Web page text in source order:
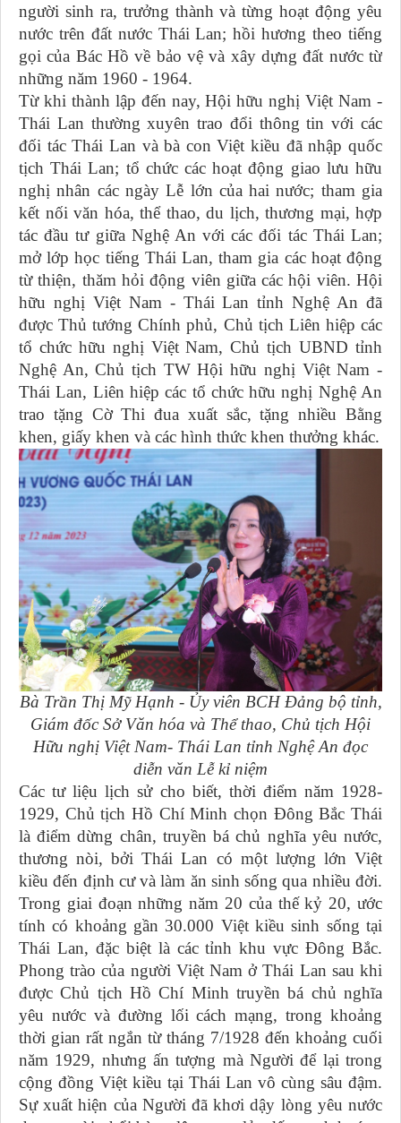
người sinh ra, trưởng thành và từng hoạt động yêu
nước trên đất nước Thái Lan; hồi hương theo tiếng
gọi của Bác Hồ về bảo vệ và xây dựng đất nước từ
những năm 1960 - 1964.
Từ khi thành lập đến nay, Hội hữu nghị Việt Nam -
Thái Lan thường xuyên trao đổi thông tin với các
đối tác Thái Lan và bà con Việt kiều đã nhập quốc
tịch Thái Lan; tổ chức các hoạt động giao lưu hữu
nghị nhân các ngày Lễ lớn của hai nước; tham gia
kết nối văn hóa, thể thao, du lịch, thương mại, hợp
tác đầu tư giữa Nghệ An với các đối tác Thái Lan;
mở lớp học tiếng Thái Lan, tham gia các hoạt động
từ thiện, thăm hỏi động viên giữa các hội viên. Hội
hữu nghị Việt Nam - Thái Lan tỉnh Nghệ An đã
được Thủ tướng Chính phủ, Chủ tịch Liên hiệp các
tổ chức hữu nghị Việt Nam, Chủ tịch UBND tỉnh
Nghệ An, Chủ tịch TW Hội hữu nghị Việt Nam -
Thái Lan, Liên hiệp các tổ chức hữu nghị Nghệ An
trao tặng Cờ Thi đua xuất sắc, tặng nhiều Bằng
khen, giấy khen và các hình thức khen thưởng khác.
Bà Trần Thị Mỹ Hạnh - Ủy viên BCH Đảng bộ tỉnh,
Giám đốc Sở Văn hóa và Thể thao, Chủ tịch Hội
Hữu nghị Việt Nam- Thái Lan tỉnh Nghệ An đọc
diễn văn Lễ kỉ niệm
Các tư liệu lịch sử cho biết, thời điểm năm 1928-
1929, Chủ tịch Hồ Chí Minh chọn Đông Bắc Thái
là điểm dừng chân, truyền bá chủ nghĩa yêu nước,
thương nòi, bởi Thái Lan có một lượng lớn Việt
kiều đến định cư và làm ăn sinh sống qua nhiều đời.
Trong giai đoạn những năm 20 của thế kỷ 20, ước
tính có khoảng gần 30.000 Việt kiều sinh sống tại
Thái Lan, đặc biệt là các tỉnh khu vực Đông Bắc.
Phong trào của người Việt Nam ở Thái Lan sau khi
được Chủ tịch Hồ Chí Minh truyền bá chủ nghĩa
yêu nước và đường lối cách mạng, trong khoảng
thời gian rất ngắn từ tháng 7/1928 đến khoảng cuối
năm 1929, nhưng ấn tượng mà Người để lại trong
cộng đồng Việt kiều tại Thái Lan vô cùng sâu đậm.
Sự xuất hiện của Người đã khơi dậy lòng yêu nước